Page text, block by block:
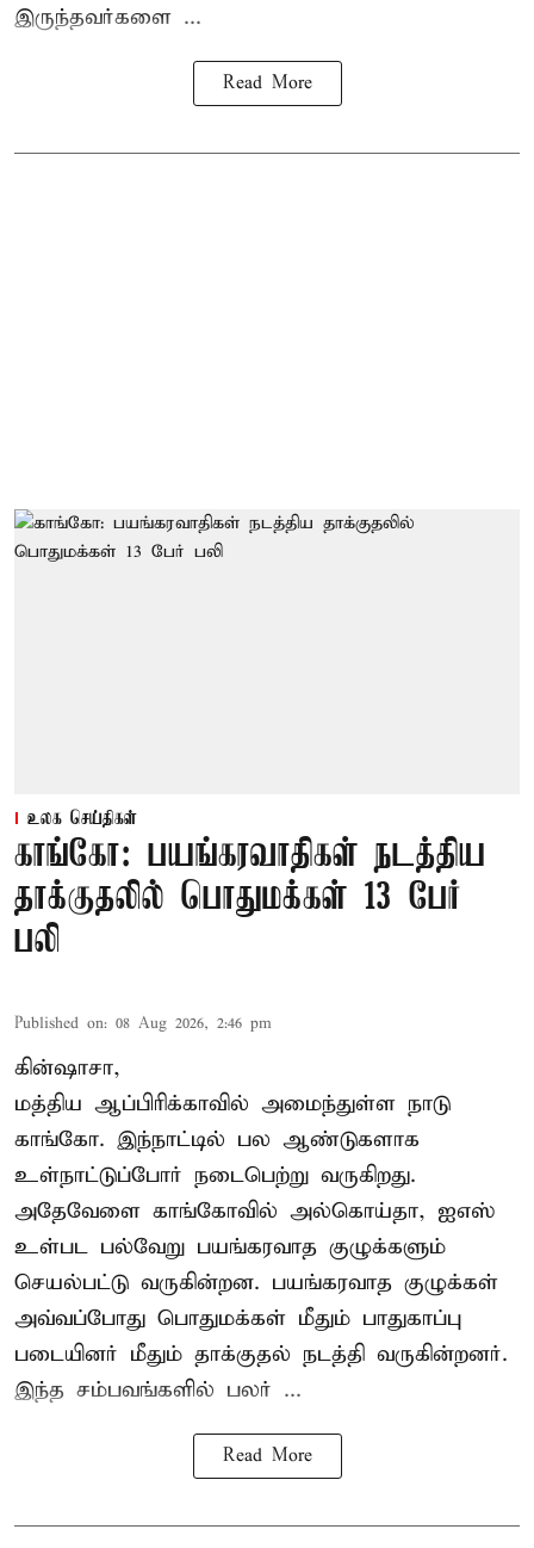
இருந்தவர்களை ...
Read More
உலக செய்திகள்
காங்கோ: பயங்கரவாதிகள் நடத்திய
தாக்குதலில் பொதுமக்கள் 13 பேர்
பலி
Published on: 08 Aug 2026, 2:46 pm
கின்ஷாசா,
மத்திய ஆப்பிரிக்காவில் அமைந்துள்ள நாடு
காங்கோ. இந்நாட்டில் பல ஆண்டுகளாக
உள்நாட்டுப்போர் நடைபெற்று வருகிறது.
அதேவேளை காங்கோவில் அல்கொய்தா, ஐஎஸ்
உள்பட பல்வேறு பயங்கரவாத குழுக்களும்
செயல்பட்டு வருகின்றன. பயங்கரவாத குழுக்கள்
அவ்வப்போது பொதுமக்கள் மீதும் பாதுகாப்பு
படையினர் மீதும் தாக்குதல் நடத்தி வருகின்றனர்.
இந்த சம்பவங்களில் பலர் ...
Read More